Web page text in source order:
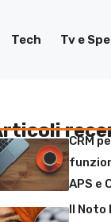
Tech Tv e
CRM
APS e
Il Noto